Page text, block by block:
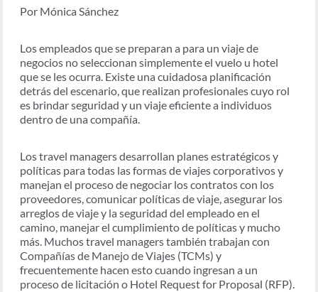
Por Mónica Sánchez
Los empleados que se preparan a para un viaje de
negocios no seleccionan simplemente el vuelo u hotel
que se les ocurra. Existe una cuidadosa planificación
detrás del escenario, que realizan profesionales cuyo rol
es brindar seguridad y un viaje eficiente a individuos
dentro de una compañía.
Los travel managers desarrollan planes estratégicos y
políticas para todas las formas de viajes corporativos y
manejan el proceso de negociar los contratos con los
proveedores, comunicar políticas de viaje, asegurar los
arreglos de viaje y la seguridad del empleado en el
camino, manejar el cumplimiento de políticas y mucho
más. Muchos travel managers también trabajan con
Compañías de Manejo de Viajes (TCMs) y
frecuentemente hacen esto cuando ingresan a un
proceso de licitación o Hotel Request for Proposal (RFP).